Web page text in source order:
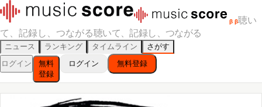
β β聴い
て、記録し、つながる聴いて、記録し、つながる
ニュース ランキング タイムライン
さがす
ログイン
無料
登録
ログイン 無料登録